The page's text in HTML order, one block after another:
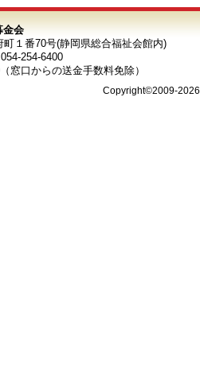
金会
１番70号(静岡県総合福祉会館内)
254-6400
窓口からの送金手数料免除）
Copyright©2009-